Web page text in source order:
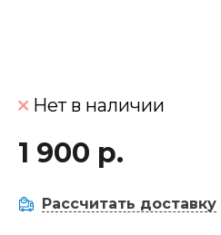
Нет в наличии
1 900 р.
Рассчитать доставку